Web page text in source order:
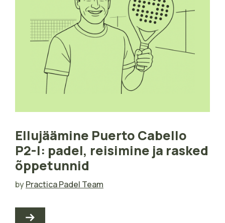
Ellujäämine Puerto Cabello
P2-l: padel, reisimine ja rasked
õppetunnid
byPractica Padel Team